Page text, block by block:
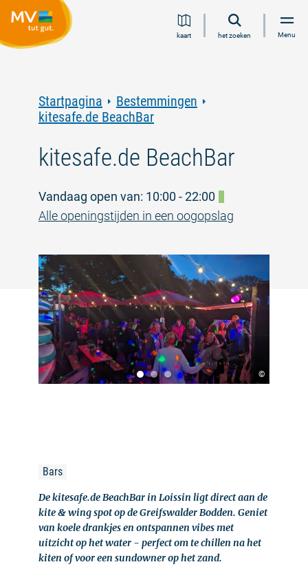
Ga
naar
Ga
naar
Ga
naar
Ga
naar
kaart het zoeken Menu
Startpagina
Bestemmingen
kitesafe.de BeachBar
kitesafe.de BeachBar
Vandaag open van: 10:00 - 22:00
Alle openingstijden in een oogopslag
©
Bars
De kitesafe.de BeachBar in Loissin ligt direct aan de
kite & wing spot op de Greifswalder Bodden. Geniet
van koele drankjes en ontspannen vibes met
uitzicht op het water - perfect om te chillen na het
kiten of voor een sundowner op het zand.